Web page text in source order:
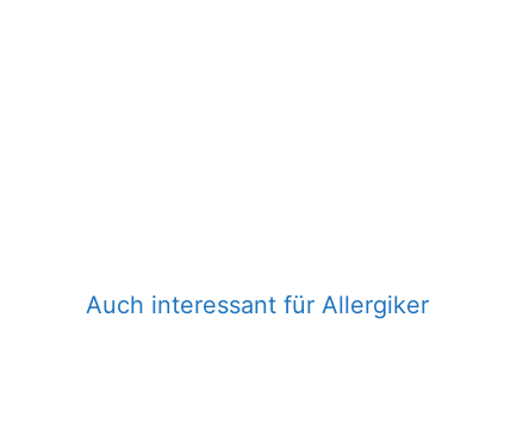
Auch interessant für Allergiker